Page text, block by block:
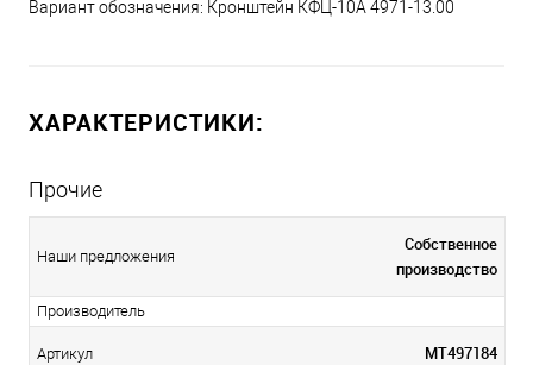
Вариант обозначения: Кронштейн КФЦ-10А 4971-13.00
ХАРАКТЕРИСТИКИ:
Прочие
Наши предложения
Собственное
производство
Производитель
Артикул МТ497184